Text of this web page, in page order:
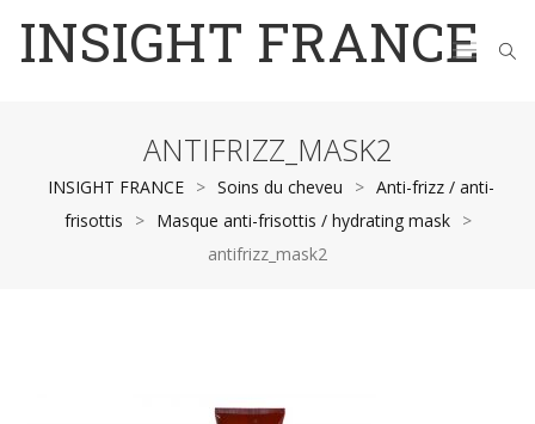
INSIGHT FRANCE
ANTIFRIZZ_MASK2
INSIGHT FRANCE > Soins du cheveu > Anti-frizz / anti-
frisottis
> Masque anti-frisottis / hydrating mask
>
antifrizz_mask2